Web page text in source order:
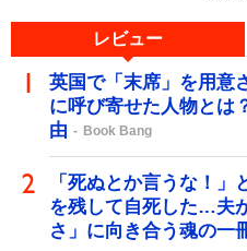
レビュー
英国で「末席」を用意
に呼び寄せた人物と
由
Book Bang
「死ぬとか言うな！
を残して自死した…夫
さ」に向き合う魂の一